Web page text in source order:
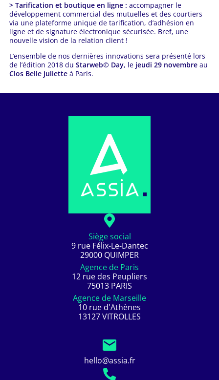
> Tarification et boutique en ligne : accompagner le
développement commercial des mutuelles et des courtiers
via une plateforme unique de tarification, d’adhésion en
ligne et de signature électronique sécurisée. Bref, une
nouvelle vision de la relation client !
L’ensemble de nos dernières innovations sera présenté lors
de l’édition 2018 du Starweb© Day, le jeudi 29 novembreau
Clos Belle Julietteà Paris.
Siège social
9 rue Félix-Le-Dantec
29000 QUIMPER
Agence de Paris
12 rue des Peupliers
75013 PARIS
Agence de Marseille
10 rue d'Athènes
13127 VITROLLES
hello@assia.fr